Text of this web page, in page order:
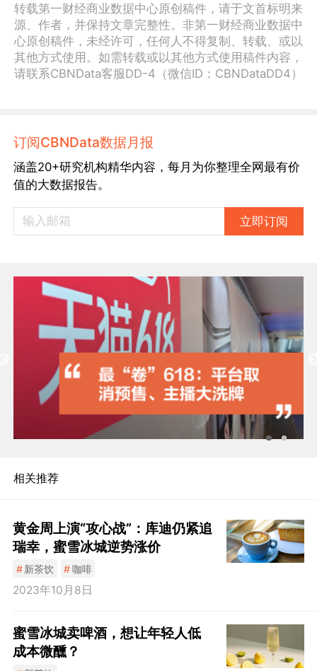
转载第一财经商业数据中心原创稿件，请于文首标明来
源、作者，并保持文章完整性。非第一财经商业数据中
心原创稿件，未经许可，任何人不得复制、转载、或以
其他方式使用。如需转载或以其他方式使用稿件内容，
请联系CBNData客服DD-4（微信ID：CBNDataDD4）
订阅CBNData数据月报
涵盖20+研究机构精华内容，每月为你整理全网最有价
值的大数据报告。
立即订阅
相关推荐
黄金周上演“攻心战”：库迪仍紧追
瑞幸，蜜雪冰城逆势涨价
#新茶饮 #咖啡
2023年10月8日
蜜雪冰城卖啤酒，想让年轻人低
成本微醺？